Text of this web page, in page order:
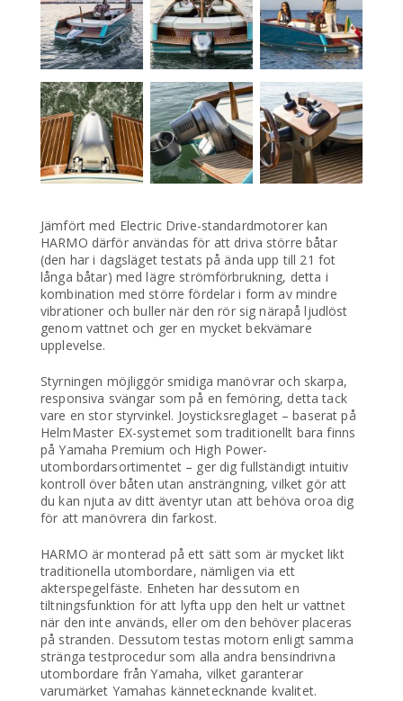
Jämfört med Electric Drive-standardmotorer kan
HARMO därför användas för att driva större båtar
(den har i dagsläget testats på ända upp till 21 fot
långa båtar) med lägre strömförbrukning, detta i
kombination med större fördelar i form av mindre
vibrationer och buller när den rör sig närapå ljudlöst
genom vattnet och ger en mycket bekvämare
upplevelse.
Styrningen möjliggör smidiga manövrar och skarpa,
responsiva svängar som på en femöring, detta tack
vare en stor styrvinkel. Joysticksreglaget – baserat på
HelmMaster EX-systemet som traditionellt bara finns
på Yamaha Premium och High Power-
utombordarsortimentet – ger dig fullständigt intuitiv
kontroll över båten utan ansträngning, vilket gör att
du kan njuta av ditt äventyr utan att behöva oroa dig
för att manövrera din farkost.
HARMO är monterad på ett sätt som är mycket likt
traditionella utombordare, nämligen via ett
akterspegelfäste. Enheten har dessutom en
tiltningsfunktion för att lyfta upp den helt ur vattnet
när den inte används, eller om den behöver placeras
på stranden. Dessutom testas motorn enligt samma
stränga testprocedur som alla andra bensindrivna
utombordare från Yamaha, vilket garanterar
varumärket Yamahas kännetecknande kvalitet.